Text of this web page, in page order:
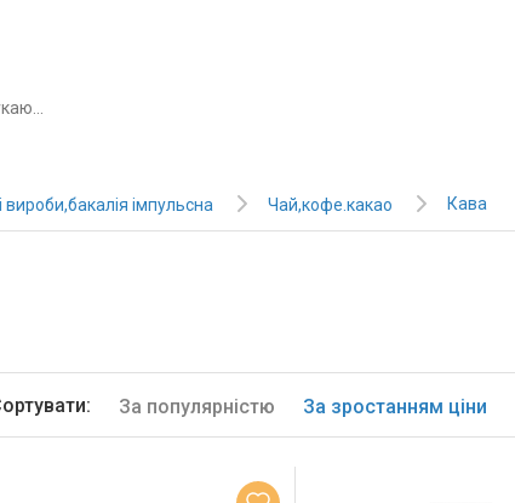
вироби,бакалія імпульсна Чай,кофе.какао Кава
За популярністю За зростанням ціни